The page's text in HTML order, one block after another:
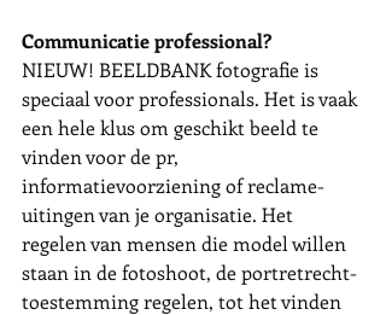
Communicatie professional?
NIEUW! BEELDBANK fotografie is
speciaal voor professionals. Het is vaak
een hele klus om geschikt beeld te
vinden voor de pr,
informatievoorziening of reclame-
uitingen van je organisatie. Het
regelen van mensen die model willen
staan in de fotoshoot, de portretrecht-
toestemming regelen, tot het vinden